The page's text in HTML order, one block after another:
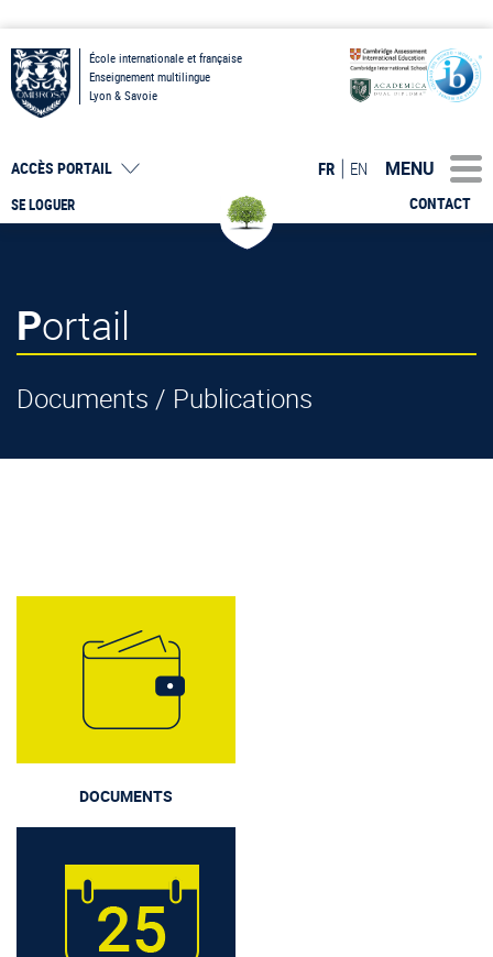
École internationale et française
Enseignement multilingue
Lyon & Savoie
SE LOGUER
ACCÈS PORTAIL
CONTACT
FR EN MENU
Portail
Documents / Publications
DOCUMENTS